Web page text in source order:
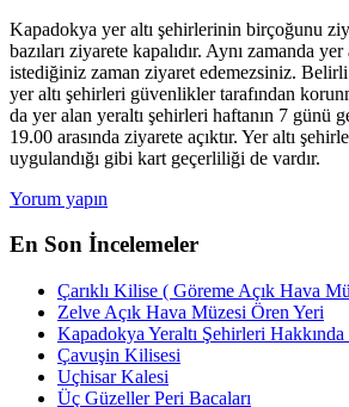
Kapadokya yer altı şehirlerinin birçoğunu
bazıları ziyarete kapalıdır. Aynı zamanda
istediğiniz zaman ziyaret edemezsiniz.
yer altı şehirleri güvenlikler tarafından
da yer alan yeraltı şehirleri haftanın 7 günü
19.00 arasında ziyarete açıktır. Yer altı
uygulandığı gibi kart geçerliliği de vardır.
Yorum yapın
En Son İncelemeler
Çarıklı Kilise ( Göreme Açık Hava
Zelve Açık Hava Müzesi Ören Yeri
Kapadokya Yeraltı Şehirleri
Çavuşin Kilisesi
Uçhisar Kalesi
Üç Güzeller Peri Bacaları